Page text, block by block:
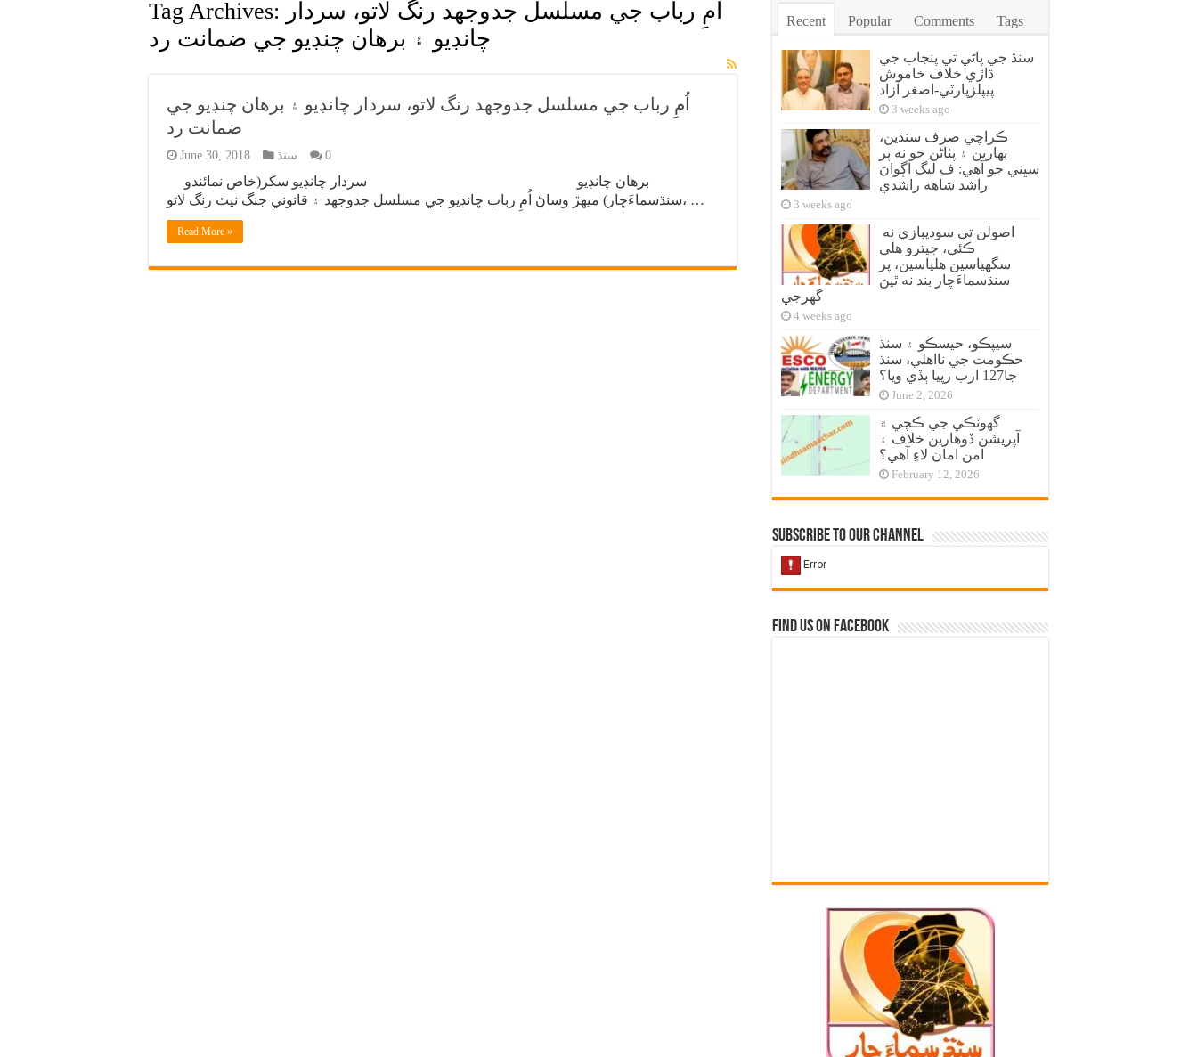
Tag Archives: اُمِ رباب جي مسلسل جدوجهد رنگ لاتو، سردار
چانڊيو ۽ برهان چنڊيو جي ضمانت رد
اُمِ رباب جي مسلسل جدوجهد رنگ لاتو، سردار چانڊيو ۽ برهان چنڊيو جي
ضمانت رد
June 30, 2018 سنڌ 0
سنڌسماءَچار) ميهڙ وساڻ اُمِ رباب چانڊيو جي مسلسل جدوجهد ۽ قانوني جنگ نيٺ رنگ لاتو، …
Read More »
Recent Popular Comments Tags
سنڌ جي پاڻي تي پنجاب جي
ڌاڙي خلاف خاموش
پيپلزپارٽي-اصغر آزاد
3 weeks ago
ڪراچي صرف سنڌين،
بهارين ۽ پٺاڻن جو نه پر
سڀني جو آهي: ف ليگ اڳواڻ
راشد شاهه راشدي
3 weeks ago
ڪئي، جيترو هلي
سگهياسين هلياسين، پر
سنڌسماءَچار بند نه ٿيڻ
گهرجي
4 weeks ago
سيپڪو، حيسڪو ۽ سنڌ
حڪومت جي نااهلي، سنڌ
جا127 ارب رپيا ٻڏي ويا؟
June 2, 2026
گهوٽڪي جي ڪچي ۾
آپريشن ڏوهارين خلاف ۽
امن امان لاءِ آهي؟
February 12, 2026
Subscribe to our Channel
Find us on Facebook